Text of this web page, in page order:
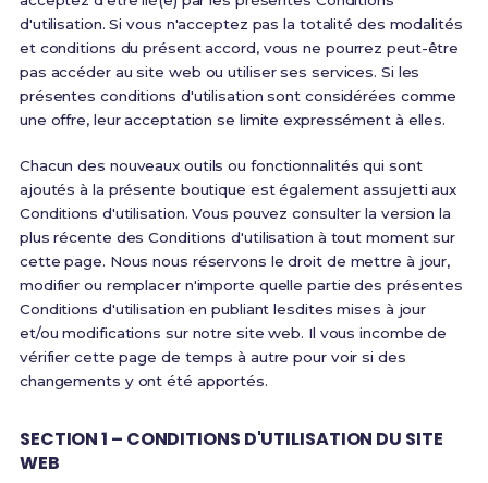
d'utilisation. Si vous n'acceptez pas la totalité des modalités
et conditions du présent accord, vous ne pourrez peut-être
pas accéder au site web ou utiliser ses services. Si les
présentes conditions d'utilisation sont considérées comme
une offre, leur acceptation se limite expressément à elles.
Chacun des nouveaux outils ou fonctionnalités qui sont
ajoutés à la présente boutique est également assujetti aux
Conditions d'utilisation. Vous pouvez consulter la version la
plus récente des Conditions d'utilisation à tout moment sur
cette page. Nous nous réservons le droit de mettre à jour,
modifier ou remplacer n'importe quelle partie des présentes
Conditions d'utilisation en publiant lesdites mises à jour
et/ou modifications sur notre site web. Il vous incombe de
vérifier cette page de temps à autre pour voir si des
changements y ont été apportés.
SECTION 1 – CONDITIONS D'UTILISATION DU SITE
WEB